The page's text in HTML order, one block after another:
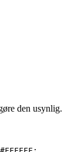
den usynlig.